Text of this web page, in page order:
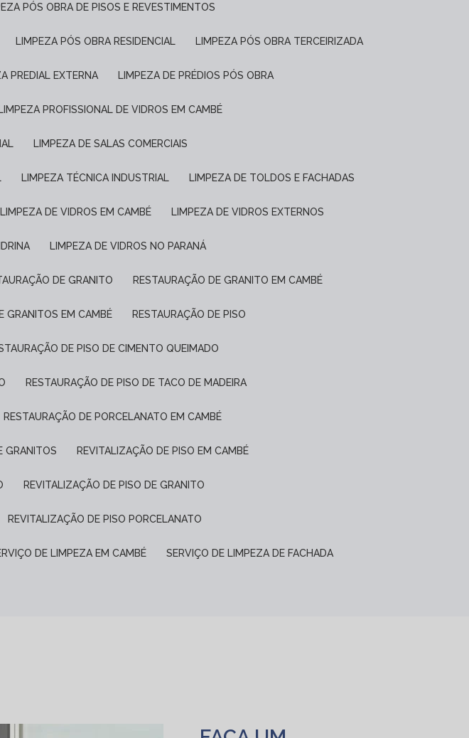
PÓS OBRA DE PISOS E REVESTIMENTOS
LIMPEZA PÓS OBRA RESIDENCIAL LIMPEZA PÓS OBRA TERCEIRIZADA
PREDIAL EXTERNA LIMPEZA DE PRÉDIOS PÓS OBRA
LIMPEZA PROFISSIONAL DE VIDROS EM CAMBÉ
LIMPEZA DE SALAS COMERCIAIS
LIMPEZA TÉCNICA INDUSTRIAL LIMPEZA DE TOLDOS E FACHADAS
LIMPEZA DE VIDROS EM CAMBÉ LIMPEZA DE VIDROS EXTERNOS
LIMPEZA DE VIDROS NO PARANÁ
DE GRANITO RESTAURAÇÃO DE GRANITO EM CAMBÉ
GRANITOS EM CAMBÉ RESTAURAÇÃO DE PISO
DE PISO DE CIMENTO QUEIMADO
RESTAURAÇÃO DE PISO DE TACO DE MADEIRA
RESTAURAÇÃO DE PORCELANATO EM CAMBÉ
GRANITOS REVITALIZAÇÃO DE PISO EM CAMBÉ
REVITALIZAÇÃO DE PISO DE GRANITO
REVITALIZAÇÃO DE PISO PORCELANATO
DE LIMPEZA EM CAMBÉ SERVIÇO DE LIMPEZA DE FACHADA